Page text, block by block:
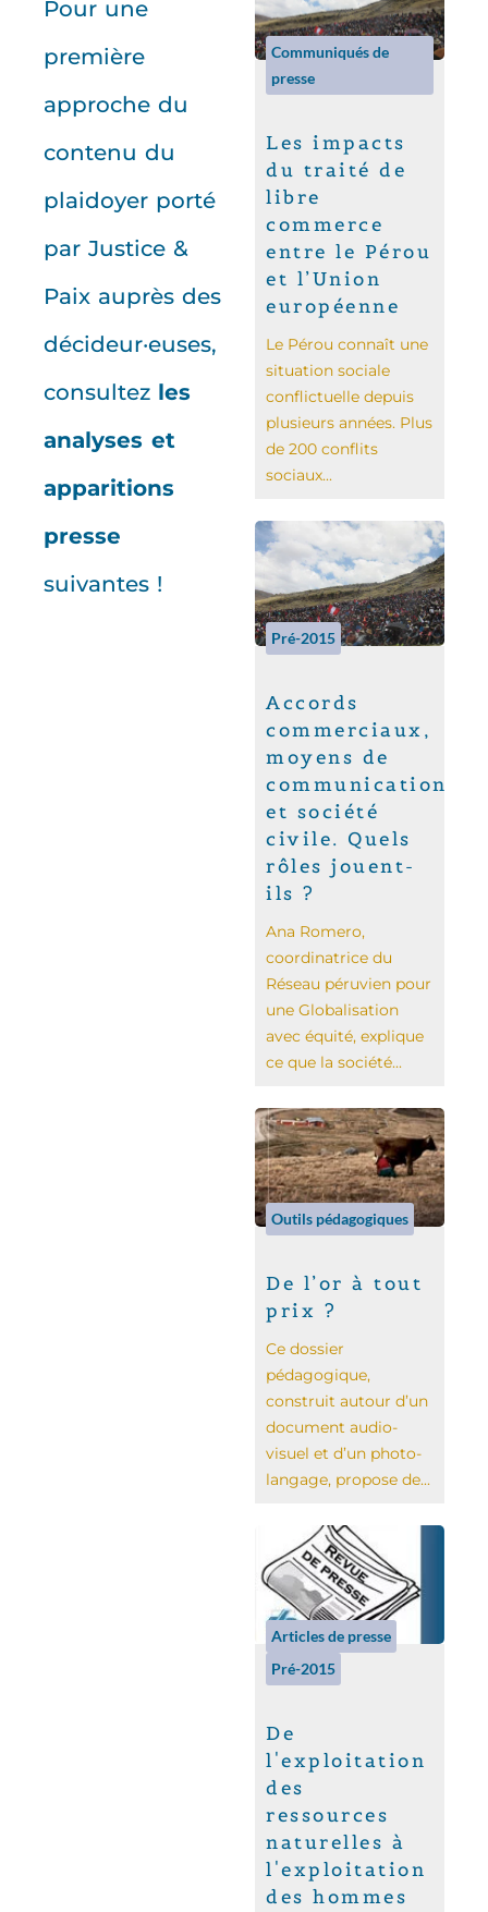
Pour une
première
approche du
contenu du
plaidoyer porté
par Justice &
Paix auprès des
décideur·euses,
consultez les
analyses et
apparitions
presse
suivantes !
Communiqués de
presse
Les impacts
du traité de
libre
commerce
entre le Pérou
et l’Union
européenne
Le Pérou connaît une
situation sociale
conflictuelle depuis
plusieurs années. Plus
de 200 conflits
sociaux...
Pré-2015
Accords
commerciaux,
moyens de
communication
et société
civile. Quels
rôles jouent-
ils ?
Ana Romero,
coordinatrice du
Réseau péruvien pour
une Globalisation
avec équité, explique
ce que la société...
Outils pédagogiques
De l’or à tout
prix ?
Ce dossier
pédagogique,
construit autour d’un
document audio-
visuel et d’un photo-
langage, propose de...
Articles de presse
Pré-2015
De
l'exploitation
des
ressources
naturelles à
l'exploitation
des hommes